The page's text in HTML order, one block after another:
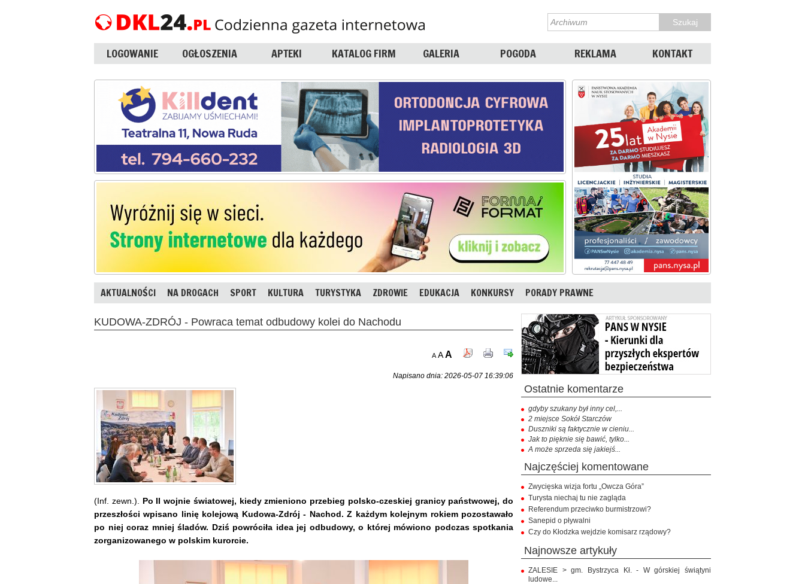
LOGOWANIE OGŁOSZENIA APTEKI KATALOG FIRM GALERIA POGODA REKLAMA KONTAKT
AKTUALNOŚCI NA DROGACH SPORT KULTURA TURYSTYKA ZDROWIE EDUKACJA KONKURSY PORADY PRAWNE
KUDOWA-ZDRÓJ - Powraca temat odbudowy kolei do Nachodu
A AA
Napisano dnia: 2026-05-07 16:39:06
(Inf. zewn.). Po II wojnie światowej, kiedy zmieniono przebieg polsko-czeskiej granicy państwowej, do
przeszłości wpisano linię kolejową Kudowa-Zdrój - Nachod. Z każdym kolejnym rokiem pozostawało
po niej coraz mniej śladów. Dziś powróciła idea jej odbudowy, o której mówiono podczas spotkania
zorganizowanego w polskim kurorcie.
ostatnie komentarze
gdyby szukany był inny cel,...
2 miejsce Sokół Starczów
Duszniki są faktycznie w cieniu...
Jak to pięknie się bawić, tylko...
A może sprzeda się jakiejś...
najczęściej komentowane
Zwycięska wizja fortu „Owcza Góra”
Turysta niechaj tu nie zagląda
Referendum przeciwko burmistrzowi?
Sanepid o pływalni
Czy do Kłodzka wejdzie komisarz rządowy?
najnowsze artykuły
ZALESIE > gm. Bystrzyca Kł. - W górskiej świątyni
ludowe...